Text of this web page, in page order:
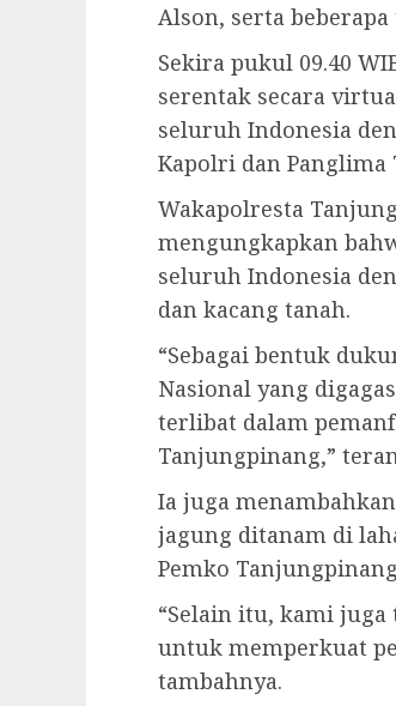
Alson, serta
Sekira pukul 09.40
serentak secara
seluruh Indonesia
Kapolri dan Panglima
Wakapolresta
mengungkapkan
seluruh Indonesia
dan kacang tanah.
“Sebagai bentuk
Nasional yang
terlibat dalam
Tanjungpinang,”
Ia juga
jagung ditanam di
Pemko
“Selain itu, kami
untuk memperkuat
tambahnya.